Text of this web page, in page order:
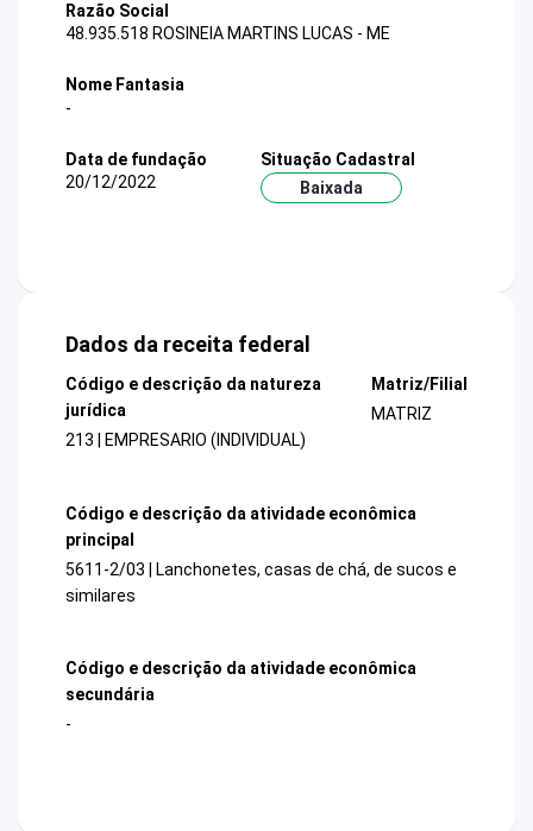
Razão Social
48.935.518 ROSINEIA MARTINS LUCAS - ME
Nome Fantasia
-
Data de fundação
20/12/2022
Situação Cadastral
Baixada
Dados da receita federal
Código e descrição da natureza
jurídica
213 | EMPRESARIO (INDIVIDUAL)
Matriz/Filial
MATRIZ
Código e descrição da atividade econômica
principal
5611-2/03 | Lanchonetes, casas de chá, de sucos e
similares
Código e descrição da atividade econômica
secundária
-